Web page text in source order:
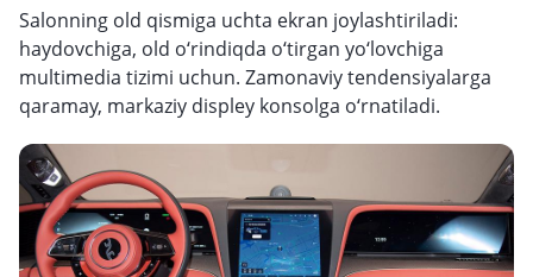
Salonning old qismiga uchta ekran joylashtiriladi:
haydovchiga, old o‘rindiqda o‘tirgan yo‘lovchiga
multimedia tizimi uchun. Zamonaviy tendensiyalarga
qaramay, markaziy displey konsolga o‘rnatiladi.